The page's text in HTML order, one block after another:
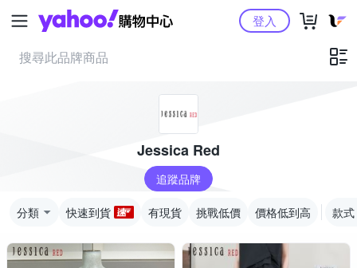
Yahoo購物中心登入
Jessica Red
追蹤品牌
分類 快速到貨 有現貨 挑戰低價 價格低到高 款式